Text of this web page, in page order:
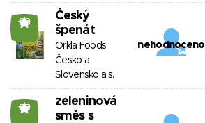
23
Český
špenát
Orkla Foods
Česko a
Slovensko a.s.
nehodnoceno
23
zeleninová
směs s